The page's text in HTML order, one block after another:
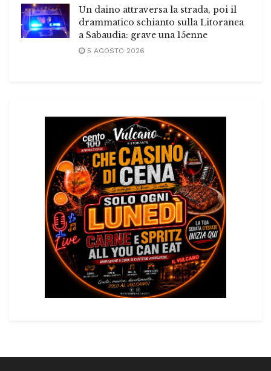
Un daino attraversa la strada, poi il
drammatico schianto sulla Litoranea
a Sabaudia: grave una 15enne
5 AGOSTO 2026